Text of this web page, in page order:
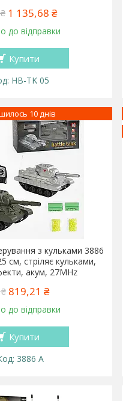
1 135,68 ₴
до відправки
Купити
HB-TK 05
10 днів
з кульками 3886
см, стріляє кульками,
акум, 27MHz
819,21 ₴
до відправки
Купити
3886 A